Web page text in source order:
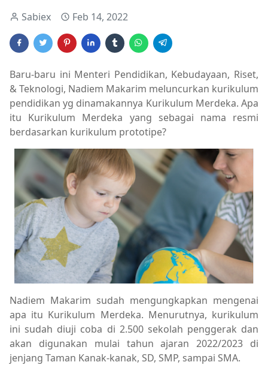
Sabiex Feb 14, 2022
Baru-baru ini Menteri Pendidikan, Kebudayaan, Riset,
& Teknologi, Nadiem Makarim meluncurkan kurikulum
pendidikan yg dinamakannya Kurikulum Merdeka. Apa
itu Kurikulum Merdeka yang sebagai nama resmi
berdasarkan kurikulum prototipe?
Nadiem Makarim sudah mengungkapkan mengenai
apa itu Kurikulum Merdeka. Menurutnya, kurikulum
ini sudah diuji coba di 2.500 sekolah penggerak dan
akan digunakan mulai tahun ajaran 2022/2023 di
jenjang Taman Kanak-kanak, SD, SMP, sampai SMA.